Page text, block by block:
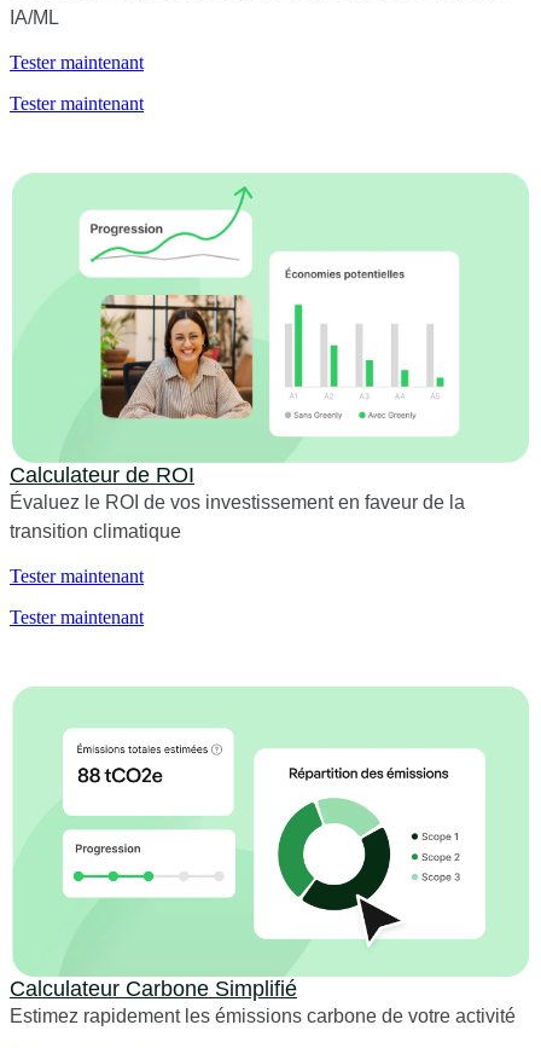
IA/ML
Tester maintenant
Tester maintenant
Calculateur de ROI
Évaluez le ROI de vos investissement en faveur de la
transition climatique
Tester maintenant
Tester maintenant
Calculateur Carbone Simplifié
Estimez rapidement les émissions carbone de votre activité